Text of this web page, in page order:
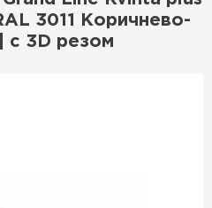
3011 Коричнево-
c 3D резом